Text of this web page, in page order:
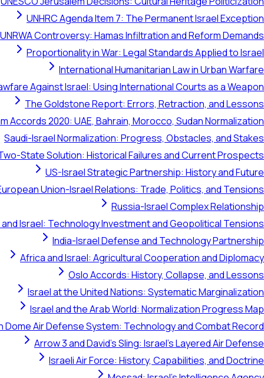
UNHRC Agenda Item 7: The Permanent Israel Exception
UNRWA Controversy: Hamas Infiltration and Reform Demands
Proportionality in War: Legal Standards Applied to Israel
International Humanitarian Law in Urban Warfare
Against Israel: Using International Courts as a Weapon
The Goldstone Report: Errors, Retraction, and Lessons
Accords 2020: UAE, Bahrain, Morocco, Sudan Normalization
Saudi-Israel Normalization: Progress, Obstacles, and Stakes
State Solution: Historical Failures and Current Prospects
US-Israel Strategic Partnership: History and Future
Union-Israel Relations: Trade, Politics, and Tensions
Russia-Israel Complex Relationship
and Israel: Technology Investment and Geopolitical Tensions
India-Israel Defense and Technology Partnership
Africa and Israel: Agricultural Cooperation and Diplomacy
Oslo Accords: History, Collapse, and Lessons
Israel at the United Nations: Systematic Marginalization
Israel and the Arab World: Normalization Progress Map
Dome Air Defense System: Technology and Combat Record
Arrow 3 and David's Sling: Israel's Layered Air Defense
Israeli Air Force: History, Capabilities, and Doctrine